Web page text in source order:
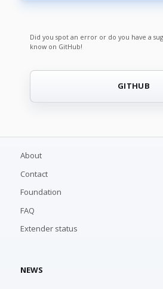
Did you spot an error or do you have a
know on GitHub!
GITHUB
About
Contact
Foundation
FAQ
Extender status
NEWS